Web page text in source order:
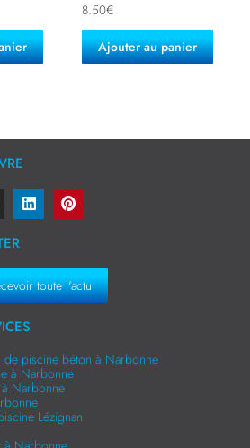
8.50€
Ajouter au panier
toute l'actu
de piscine béton à Narbonne
à Narbonne
Narbonne
Lézignan